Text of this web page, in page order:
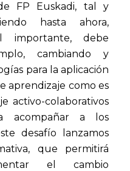
FP Euskadi, tal y
hasta ahora,
importante, debe
cambiando y
para la aplicación
aprendizaje como es
activo-colaborativos
acompañar a los
desafío lanzamos
que permitirá
el cambio